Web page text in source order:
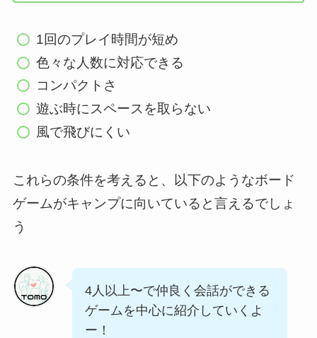
1回のプレイ時間が短め
色々な人数に対応できる
コンパクトさ
遊ぶ時にスペースを取らない
風で飛びにくい
これらの条件を考えると、以下のようなボード
ゲームがキャンプに向いていると言えるでしょ
う
4人以上〜で仲良く会話ができる
ゲームを中心に紹介していくよ
ー！